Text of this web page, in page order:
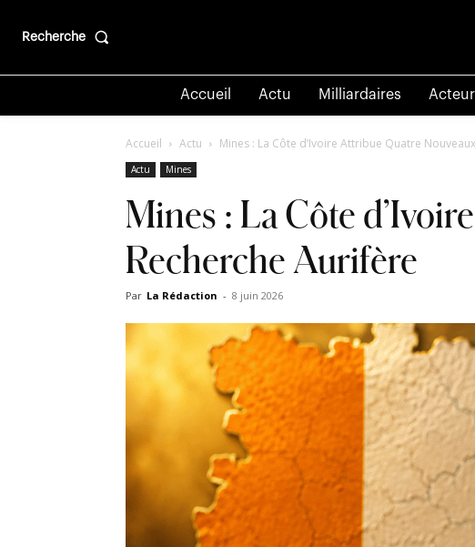
Recherche
Accueil Actu Milliardaires
Accueil Actu Mines : La Côte d’Ivoire Attribue Quatre
Actu Mines
Mines : La Côte
Recherche Aurifère
Par La Rédaction - 8 juin 2026